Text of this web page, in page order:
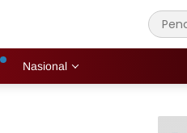
Nasional